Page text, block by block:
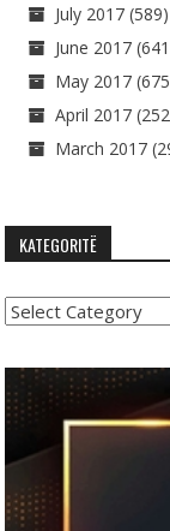
July 2017 (589)
June 2017
May 2017
April 2017
March 2017
KATEGORITË
Kategoritë